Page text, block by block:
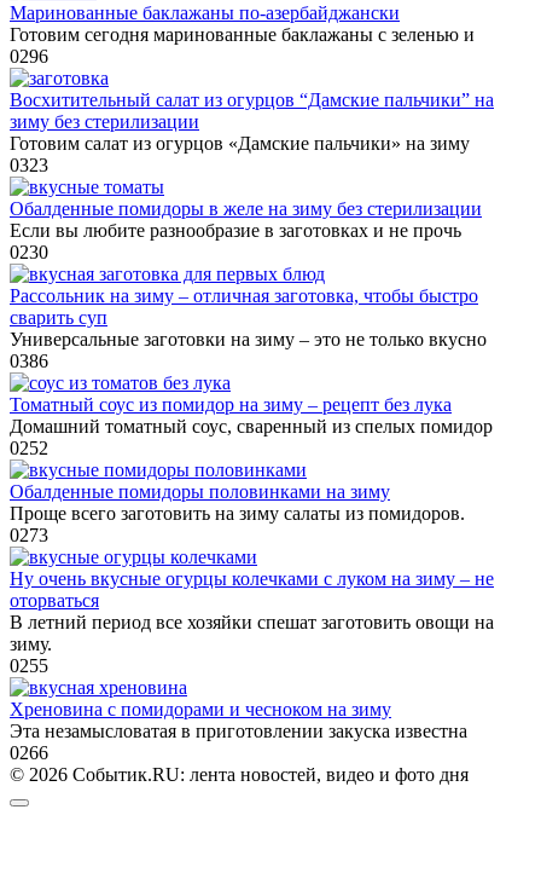
Маринованные баклажаны по-азербайджански
Готовим сегодня маринованные баклажаны с зеленью и
0296
Восхитительный салат из огурцов “Дамские пальчики” на
зиму без стерилизации
Готовим салат из огурцов «Дамские пальчики» на зиму
0323
Обалденные помидоры в желе на зиму без стерилизации
Если вы любите разнообразие в заготовках и не прочь
0230
Рассольник на зиму – отличная заготовка, чтобы быстро
сварить суп
Универсальные заготовки на зиму – это не только вкусно
0386
Томатный соус из помидор на зиму – рецепт без лука
Домашний томатный соус, сваренный из спелых помидор
0252
Обалденные помидоры половинками на зиму
Проще всего заготовить на зиму салаты из помидоров.
0273
Ну очень вкусные огурцы колечками с луком на зиму – не
оторваться
В летний период все хозяйки спешат заготовить овощи на
зиму.
0255
Хреновина с помидорами и чесноком на зиму
Эта незамысловатая в приготовлении закуска известна
0266
© 2026 Событик.RU: лента новостей, видео и фото дня